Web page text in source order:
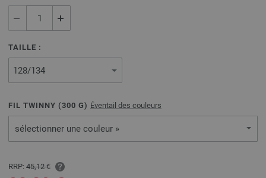
TAILLE :
FIL TWINNY (300 G) Éventail des couleurs
sélectionner une couleur »
RRP: 45,12 €